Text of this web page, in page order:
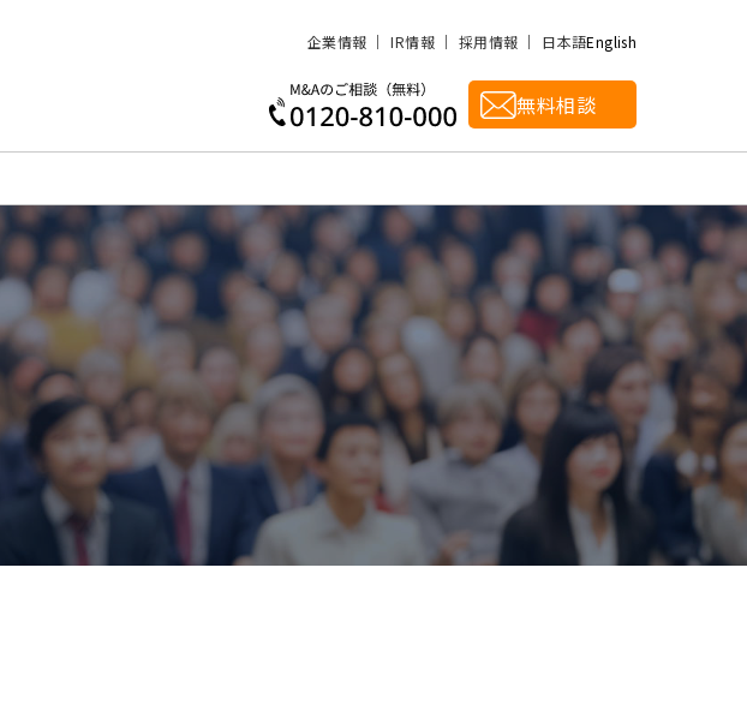
企業情報 IR情報 採用情報 日本語English
無料相談